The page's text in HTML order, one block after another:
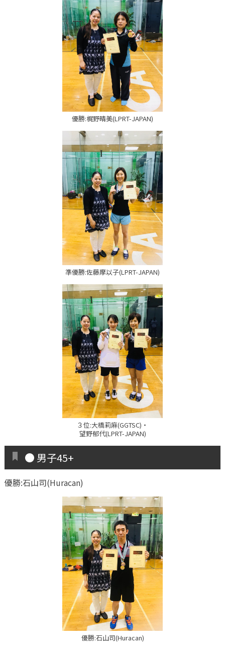
優勝:梶野晴美(LPRT-JAPAN)
準優勝:佐藤摩以子(LPRT-JAPAN)
３位:大橋莉麻(GGTSC)・
望野郁代(LPRT-JAPAN)
● 男子45+
優勝:石山司(Huracan)
優勝:石山司(Huracan)